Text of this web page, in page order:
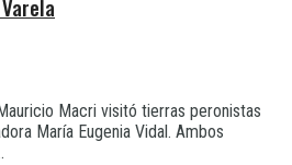
Macri visitó tierras peronistas
María Eugenia Vidal. Ambos